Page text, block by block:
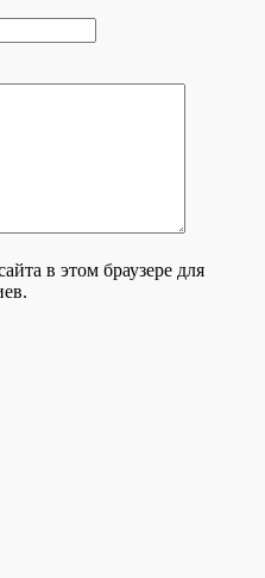
в этом браузере для